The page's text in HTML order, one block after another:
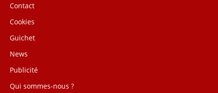
Contact
Cookies
Guichet
News
Publicité
Qui sommes-nous ?